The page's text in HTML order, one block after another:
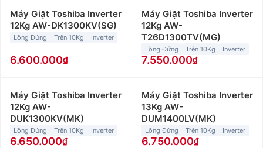
Máy Giặt Toshiba Inverter
12Kg AW-DK1300KV(SG)
Lồng Đứng Trên 10Kg Inverter
6.600.000
Máy Giặt Toshiba Inverter
12Kg AW-
T26D1300TV(MG)
Lồng Đứng Trên 10Kg Inverter
7.550.000
Máy Giặt Toshiba Inverter
12Kg AW-
DUK1300KV(MK)
Lồng Đứng Trên 10Kg Inverter
6.650.000
Máy Giặt Toshiba Inverter
13Kg AW-
DUM1400LV(MK)
Lồng Đứng Trên 10Kg Inverter
6.750.000